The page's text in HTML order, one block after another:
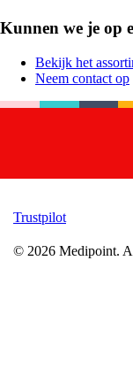
Kunnen we je op
Bekijk het
Neem contact op
Trustpilot
© 2026 Medipoint.